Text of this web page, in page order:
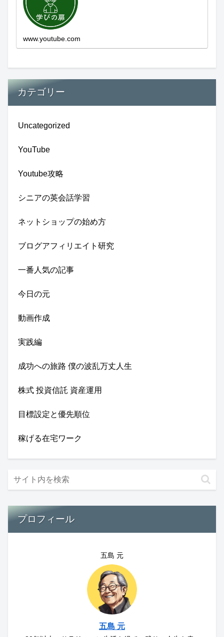
www.youtube.com
カテゴリー
Uncategorized
YouTube
Youtube攻略
シニアの英会話学習
ネットショップの始め方
ブログアフィリエイト研究
一番人気の記事
今日の元
動画作成
実践編
成功への旅路 僕の波乱万丈人生
株式 投資信託 資産運用
目標設定と優先順位
稼げる在宅ワーク
プロフィール
五島 元
五島 元